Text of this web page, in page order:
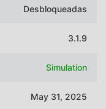
Desbloqueadas
3.1.9
Simulation
May 31, 2025